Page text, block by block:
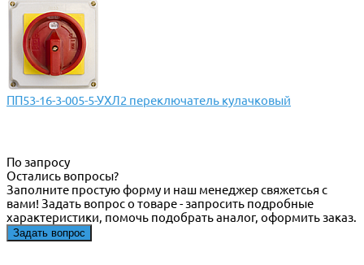
ПП53-16-3-005-5-УХЛ2 переключатель кулачковый
По запросу
Остались вопросы?
Заполните простую форму и наш менеджер свяжетсья с
вами! Задать вопрос о товаре - запросить подробные
характеристики, помочь подобрать аналог, оформить заказ.
Задать вопрос